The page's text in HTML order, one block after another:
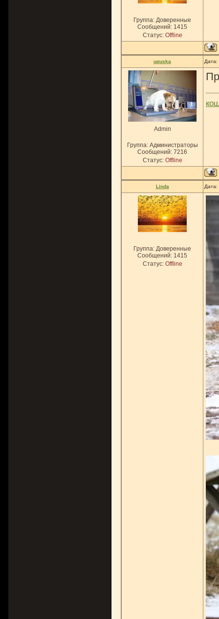
Группа: Доверенные
Сообщений: 1415
Статус: Offline
upuska
Admin
Группа: Администраторы
Сообщений: 7216
Статус: Offline
Linda
Группа: Доверенные
Сообщений: 1415
Статус: Offline